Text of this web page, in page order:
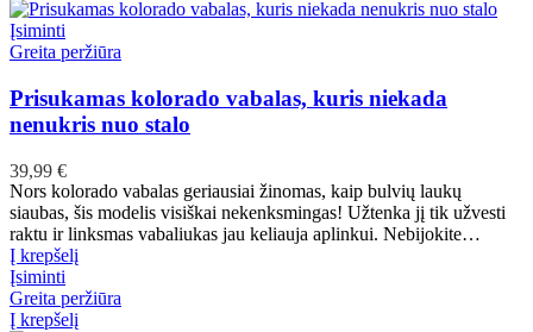
Įsiminti
Greita peržiūra
Prisukamas kolorado vabalas, kuris niekada
nenukris nuo stalo
39,99 €
Nors kolorado vabalas geriausiai žinomas, kaip bulvių laukų
siaubas, šis modelis visiškai nekenksmingas! Užtenka jį tik užvesti
raktu ir linksmas vabaliukas jau keliauja aplinkui. Nebijokite…
Į krepšelį
Įsiminti
Greita peržiūra
Į krepšelį